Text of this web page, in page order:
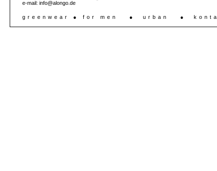
e-mail: info@alongo.de